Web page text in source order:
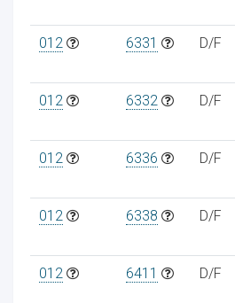
012 6331 D/F
012 6332 D/F
012 6336 D/F
012 6338 D/F
012 6411 D/F